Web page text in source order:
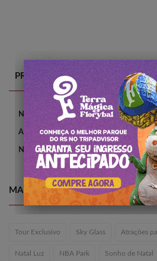
PRINCIPAIS CATEGORIAS
Novidades
Atrações
Notícias
MAIS BUSCADOS
Tour Exclusivo Sky Glass Atrações
Natal Luz NBA Park Sonho de Natal